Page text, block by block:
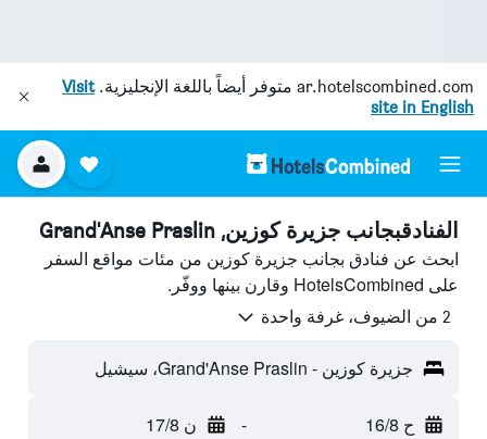
ar.hotelscombined.com متوفر أيضاً باللغة الإنجليزية.Visit
site in English
الفنادقبجانب جزيرة كوزين, Grand'Anse Praslin
ابحث عن فنادق بجانب جزيرة كوزين من مئات مواقع السفر
على HotelsCombined وقارن بينها ووفّر.
2 من الضيوف، غرفة واحدة
جزيرة كوزين - Grand'Anse Praslin، سيشيل
ح 16/8 - ن 17/8